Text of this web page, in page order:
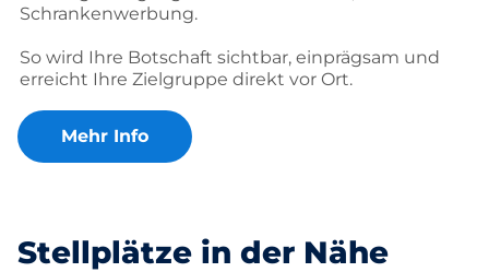
Schrankenwerbung.
So wird Ihre Botschaft sichtbar, einprägsam und
erreicht Ihre Zielgruppe direkt vor Ort.
Mehr Info
Stellplätze in der Nähe